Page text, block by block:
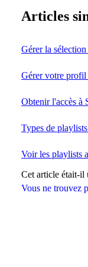
Vous ne trouvez
Articles
Gérer la
Gérer votre profil
Obtenir l'accès à
Types de
Voir les playlists
Cet article était-il